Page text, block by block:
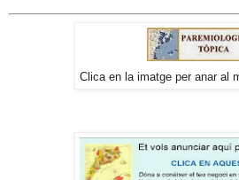
Clica en la imatge per anar al